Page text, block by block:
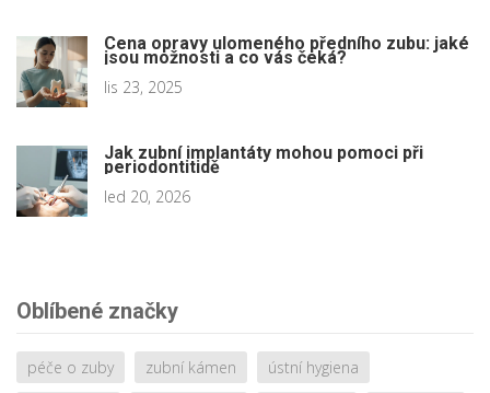
Cena opravy ulomeného předního zubu: jaké
jsou možnosti a co vás čeká?
lis 23, 2025
Jak zubní implantáty mohou pomoci při
periodontitidě
led 20, 2026
Oblíbené značky
péče o zuby zubní kámen
ústní hygiena